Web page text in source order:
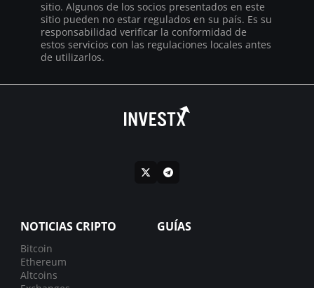
sitio. Algunos de los socios presentados en este
sitio pueden no estar regulados en su país. Es su
responsabilidad verificar la conformidad de
estos servicios con las regulaciones locales antes
de utilizarlos.
NOTICIAS CRIPTO
Bitcoin
Ethereum
Altcoins
GUÍAS